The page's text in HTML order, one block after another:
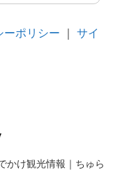
ーポリシー
サイ
かけ観光情報｜ちゅら